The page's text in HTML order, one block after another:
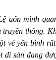
uốn mình
thống.
vẻ yên bình
di sản đang